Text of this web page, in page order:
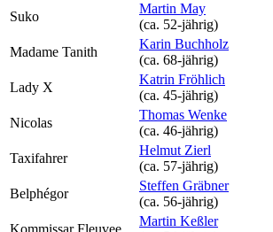
Suko
Martin May
(ca. 52‑jährig)
Madame Tanith
Karin Buchholz
(ca. 68‑jährig)
Lady X
Katrin Fröhlich
(ca. 45‑jährig)
Nicolas
Thomas Wenke
(ca. 46‑jährig)
Taxifahrer
Helmut Zierl
(ca. 57‑jährig)
Belphégor
Steffen Gräbner
(ca. 56‑jährig)
Kommissar Fleuvee
Martin Keßler